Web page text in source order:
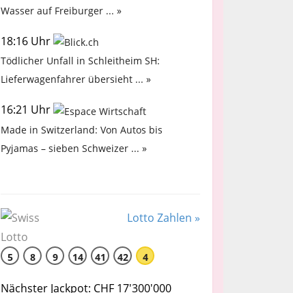
Wasser auf Freiburger ... »
18:16 Uhr
Tödlicher Unfall in Schleitheim SH:
Lieferwagenfahrer übersieht ... »
16:21 Uhr
Made in Switzerland: Von Autos bis
Pyjamas – sieben Schweizer ... »
Lotto Zahlen »
5 8 9 14 41 42 4
Nächster Jackpot: CHF 17'300'000